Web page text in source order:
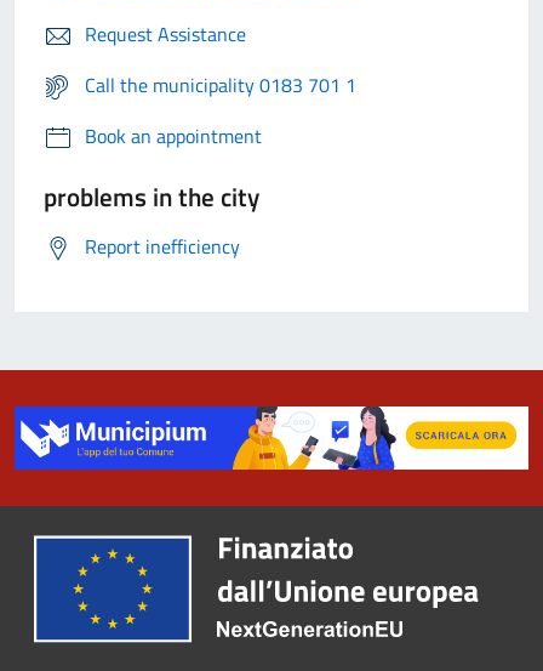
Request Assistance
Call the municipality 0183 701 1
Book an appointment
problems in the city
Report inefficiency